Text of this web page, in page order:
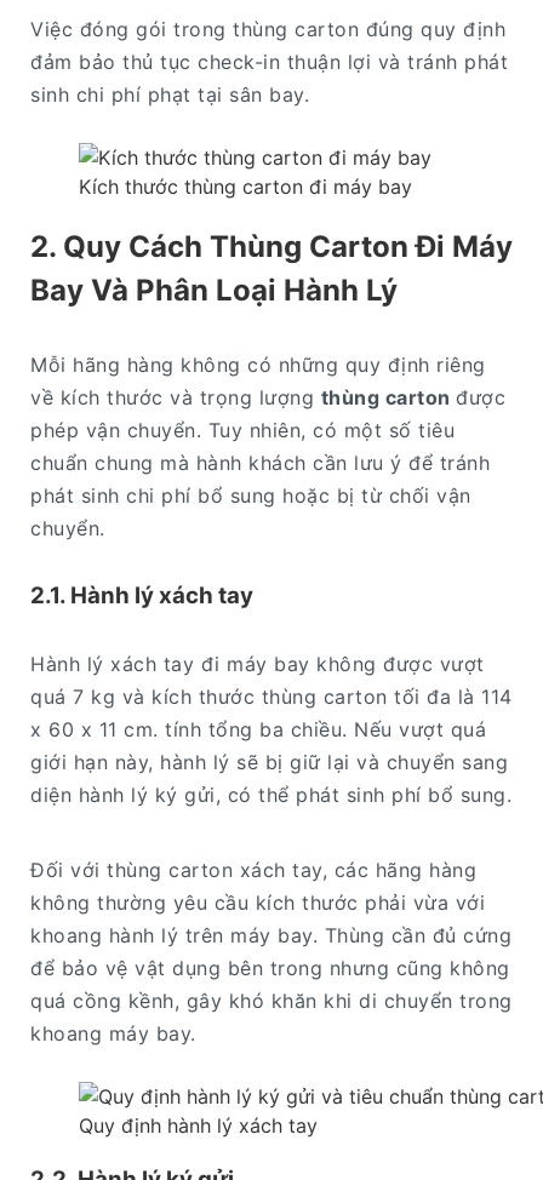
Việc đóng gói trong thùng carton đúng quy định
đảm bảo thủ tục check-in thuận lợi và tránh phát
sinh chi phí phạt tại sân bay.
Kích thước thùng carton đi máy bay
2. Quy Cách Thùng Carton Đi Máy
Bay Và Phân Loại Hành Lý
Mỗi hãng hàng không có những quy định riêng
về kích thước và trọng lượng thùng carton được
phép vận chuyển. Tuy nhiên, có một số tiêu
chuẩn chung mà hành khách cần lưu ý để tránh
phát sinh chi phí bổ sung hoặc bị từ chối vận
chuyển.
2.1. Hành lý xách tay
Hành lý xách tay đi máy bay không được vượt
quá 7 kg và kích thước thùng carton tối đa là 114
x 60 x 11 cm. tính tổng ba chiều. Nếu vượt quá
giới hạn này, hành lý sẽ bị giữ lại và chuyển sang
diện hành lý ký gửi, có thể phát sinh phí bổ sung.
Đối với thùng carton xách tay, các hãng hàng
không thường yêu cầu kích thước phải vừa với
khoang hành lý trên máy bay. Thùng cần đủ cứng
để bảo vệ vật dụng bên trong nhưng cũng không
quá cồng kềnh, gây khó khăn khi di chuyển trong
khoang máy bay.
Quy định hành lý xách tay